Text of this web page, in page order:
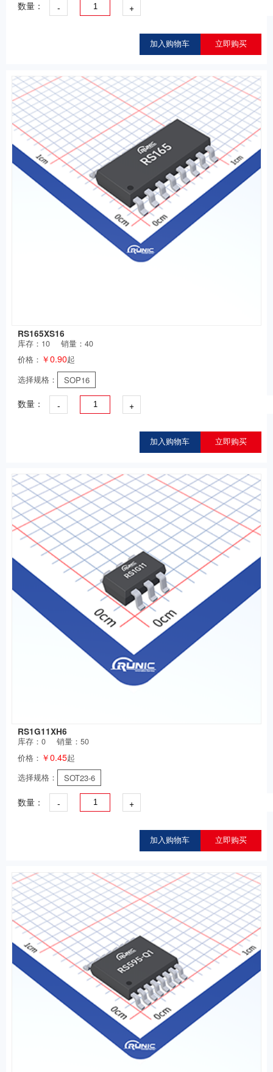
数量： - +
加入购物车 立即购买
RS165XS16
库存： 10
销量：40
价格： ￥0.90起
选择规格：
SOP16
数量： - +
加入购物车 立即购买
RS1G11XH6
库存：0
销量：50
价格： ￥0.45起
选择规格：
SOT23-6
数量： - +
加入购物车 立即购买